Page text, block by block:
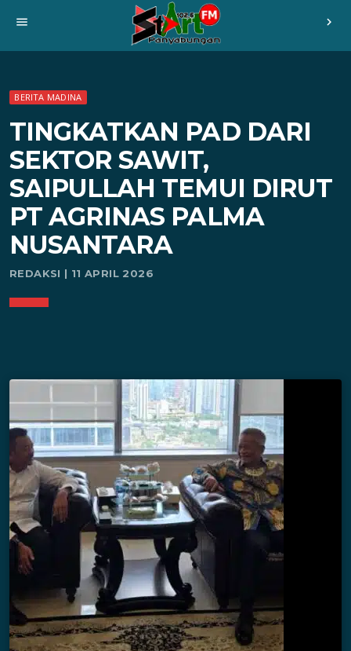
menu chevron_right
BERITA MADINA
TINGKATKAN PAD DARI
SEKTOR SAWIT,
SAIPULLAH TEMUI DIRUT
PT AGRINAS PALMA
NUSANTARA
REDAKSI | 11 APRIL 2026